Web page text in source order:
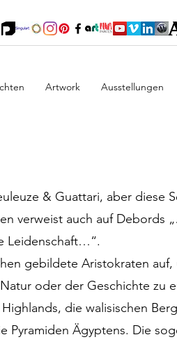
Artwork Ausstellungen
& Guattari, aber diese
verweist auch auf Debords
Leidenschaft…“.
gebildete Aristokraten
oder der Geschichte zu
die walisischen
Pyramiden Ägyptens. Die